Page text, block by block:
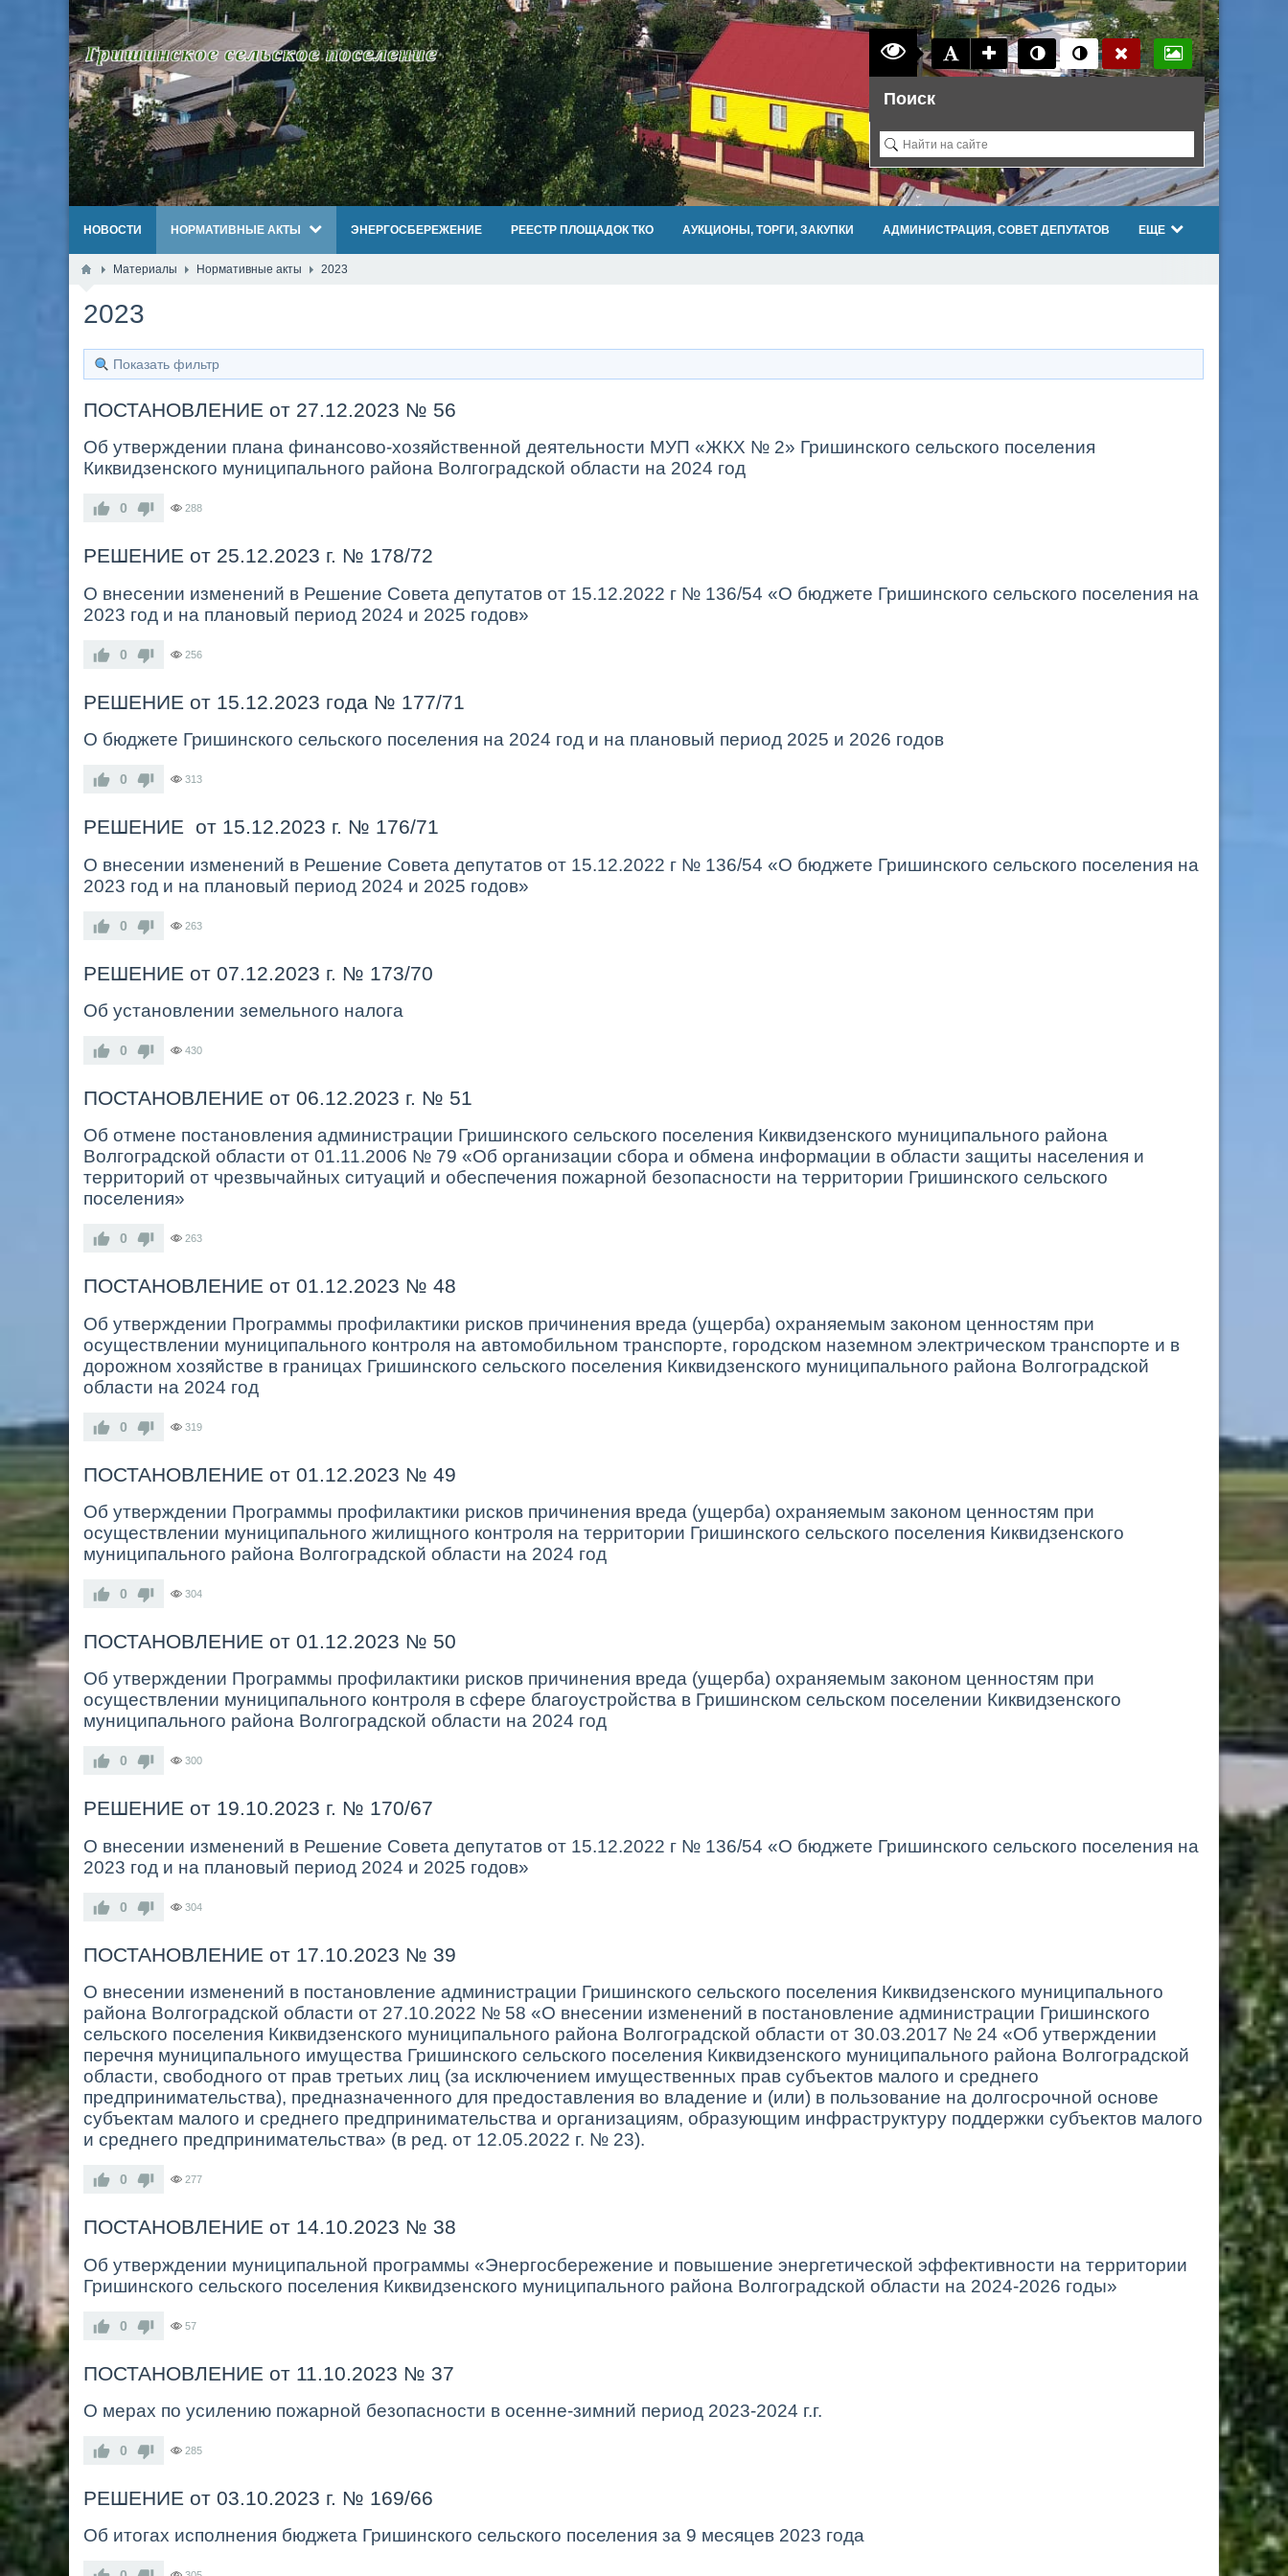
Поиск
НОВОСТИ НОРМАТИВНЫЕ АКТЫ ЭНЕРГОСБЕРЕЖЕНИЕ РЕЕСТР ПЛОЩАДОК ТКО АУКЦИОНЫ, ТОРГИ, ЗАКУПКИ АДМИНИСТРАЦИЯ, СОВЕТ ДЕПУТАТОВ ЕЩЕ
Материалы Нормативные акты 2023
2023
Показать фильтр
ПОСТАНОВЛЕНИЕ от 27.12.2023 № 56
Об утверждении плана финансово-хозяйственной деятельности МУП «ЖКХ № 2» Гришинского сельского поселения
Киквидзенского муниципального района Волгоградской области на 2024 год
0 288
РЕШЕНИЕ от 25.12.2023 г. № 178/72
О внесении изменений в Решение Совета депутатов от 15.12.2022 г № 136/54 «О бюджете Гришинского сельского поселения на
2023 год и на плановый период 2024 и 2025 годов»
0 256
РЕШЕНИЕ от 15.12.2023 года № 177/71
О бюджете Гришинского сельского поселения на 2024 год и на плановый период 2025 и 2026 годов
0 313
РЕШЕНИЕ от 15.12.2023 г. № 176/71
О внесении изменений в Решение Совета депутатов от 15.12.2022 г № 136/54 «О бюджете Гришинского сельского поселения на
2023 год и на плановый период 2024 и 2025 годов»
0 263
РЕШЕНИЕ от 07.12.2023 г. № 173/70
Об установлении земельного налога
0 430
ПОСТАНОВЛЕНИЕ от 06.12.2023 г. № 51
Об отмене постановления администрации Гришинского сельского поселения Киквидзенского муниципального района
Волгоградской области от 01.11.2006 № 79 «Об организации сбора и обмена информации в области защиты населения и
территорий от чрезвычайных ситуаций и обеспечения пожарной безопасности на территории Гришинского сельского
поселения»
0 263
ПОСТАНОВЛЕНИЕ от 01.12.2023 № 48
Об утверждении Программы профилактики рисков причинения вреда (ущерба) охраняемым законом ценностям при
осуществлении муниципального контроля на автомобильном транспорте, городском наземном электрическом транспорте и в
дорожном хозяйстве в границах Гришинского сельского поселения Киквидзенского муниципального района Волгоградской
области на 2024 год
0 319
ПОСТАНОВЛЕНИЕ от 01.12.2023 № 49
Об утверждении Программы профилактики рисков причинения вреда (ущерба) охраняемым законом ценностям при
осуществлении муниципального жилищного контроля на территории Гришинского сельского поселения Киквидзенского
муниципального района Волгоградской области на 2024 год
0 304
ПОСТАНОВЛЕНИЕ от 01.12.2023 № 50
Об утверждении Программы профилактики рисков причинения вреда (ущерба) охраняемым законом ценностям при
осуществлении муниципального контроля в сфере благоустройства в Гришинском сельском поселении Киквидзенского
муниципального района Волгоградской области на 2024 год
0 300
РЕШЕНИЕ от 19.10.2023 г. № 170/67
О внесении изменений в Решение Совета депутатов от 15.12.2022 г № 136/54 «О бюджете Гришинского сельского поселения на
2023 год и на плановый период 2024 и 2025 годов»
0 304
ПОСТАНОВЛЕНИЕ от 17.10.2023 № 39
О внесении изменений в постановление администрации Гришинского сельского поселения Киквидзенского муниципального
района Волгоградской области от 27.10.2022 № 58 «О внесении изменений в постановление администрации Гришинского
сельского поселения Киквидзенского муниципального района Волгоградской области от 30.03.2017 № 24 «Об утверждении
перечня муниципального имущества Гришинского сельского поселения Киквидзенского муниципального района Волгоградской
области, свободного от прав третьих лиц (за исключением имущественных прав субъектов малого и среднего
предпринимательства), предназначенного для предоставления во владение и (или) в пользование на долгосрочной основе
субъектам малого и среднего предпринимательства и организациям, образующим инфраструктуру поддержки субъектов малого
и среднего предпринимательства» (в ред. от 12.05.2022 г. № 23).
0 277
ПОСТАНОВЛЕНИЕ от 14.10.2023 № 38
Об утверждении муниципальной программы «Энергосбережение и повышение энергетической эффективности на территории
Гришинского сельского поселения Киквидзенского муниципального района Волгоградской области на 2024-2026 годы»
0 57
ПОСТАНОВЛЕНИЕ от 11.10.2023 № 37
О мерах по усилению пожарной безопасности в осенне-зимний период 2023-2024 г.г.
0 285
РЕШЕНИЕ от 03.10.2023 г. № 169/66
Об итогах исполнения бюджета Гришинского сельского поселения за 9 месяцев 2023 года